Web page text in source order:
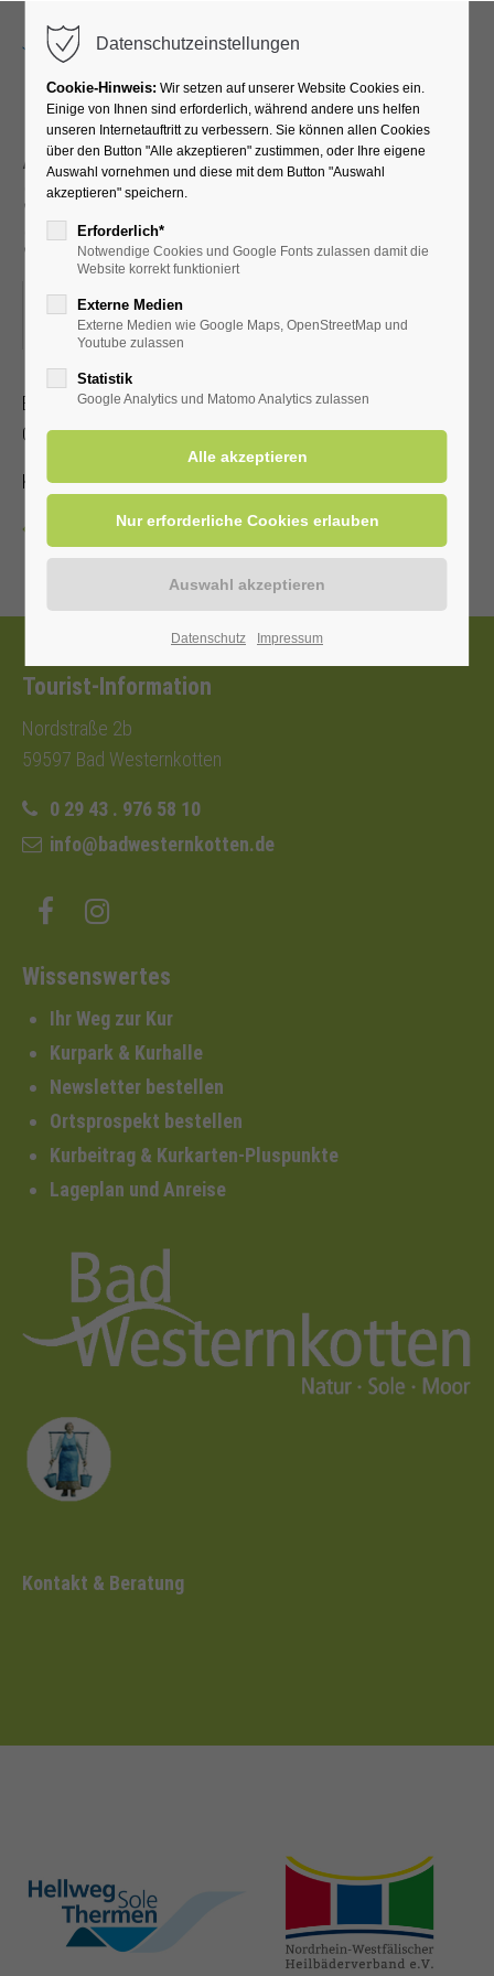
Akupressur –
Selbstbehandlung bei
Schmerzen
23.06.2022, 15:30–16:30
ORT: TREFFPUNKT VOR DER KURHALLE
Erlernen Sie die Selbstakupressur zur Linderung von Kopf-,
Gelenk- und Muskelschmerzen
Kostenbeitrag mit Kur-/Einwohnerkarte 2,- € ohne 3,- €
Tourist-Information
Nordstraße 2b
59597 Bad Westernkotten
0 29 43 . 976 58 10
info@badwesternkotten.de
Wissenswertes
Ihr Weg zur Kur
Kurpark & Kurhalle
Newsletter bestellen
Ortsprospekt bestellen
Kurbeitrag & Kurkarten-Pluspunkte
Lageplan und Anreise
Kontakt & Beratung
hellweg-sole-
thermen.de
heilbaeder.de
Datenschutzeinstellungen
Cookie-Hinweis: Wir setzen auf unserer Website Cookies ein.
Einige von Ihnen sind erforderlich, während andere uns helfen
unseren Internetauftritt zu verbessern. Sie können allen Cookies
über den Button "Alle akzeptieren" zustimmen, oder Ihre eigene
Auswahl vornehmen und diese mit dem Button "Auswahl
akzeptieren" speichern.
Erforderlich*
Notwendige Cookies und Google Fonts zulassen damit die
Website korrekt funktioniert
Externe Medien
Externe Medien wie Google Maps, OpenStreetMap und
Youtube zulassen
Statistik
Google Analytics und Matomo Analytics zulassen
Datenschutz Impressum